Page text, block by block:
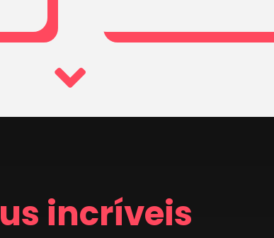
incríveis